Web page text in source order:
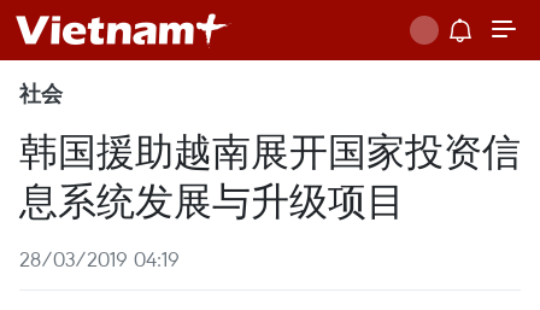
社会
韩国援助越南展开国家投资信
息系统发展与升级项目
28/03/2019 04:19